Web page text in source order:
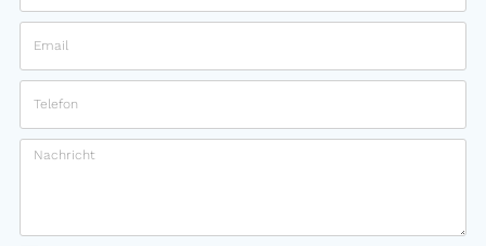
Karriere